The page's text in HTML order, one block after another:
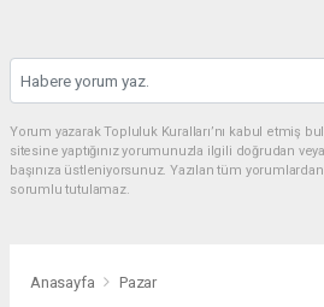
Yorum yazarak Topluluk Kuralları’nı kabul etmiş
sitesine yaptığınız yorumunuzla ilgili doğrudan
başınıza üstleniyorsunuz. Yazılan tüm
sorumlu tutulamaz.
Anasayfa Pazar